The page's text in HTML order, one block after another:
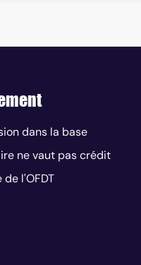
dans la base
ne vaut pas crédit
l'OFDT